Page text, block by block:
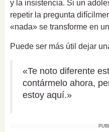
y la insistencia. Si un
repetir la pregunta
«nada» se transforme en
Puede ser más útil dejar
«Te noto diferente
contármelo ahora,
estoy aquí.»